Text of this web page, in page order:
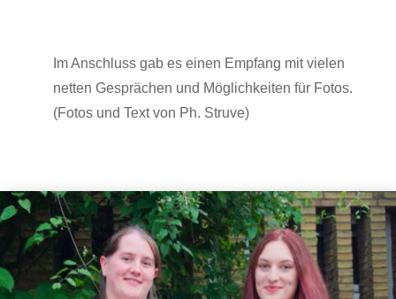
Im Anschluss gab es einen Empfang mit vielen
netten Gesprächen und Möglichkeiten für Fotos.
(Fotos und Text von Ph. Struve)